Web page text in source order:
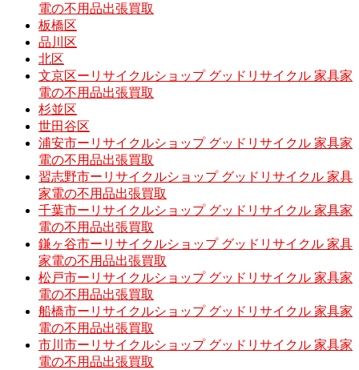
電の不用品出張買取
板橋区
品川区
北区
文京区ーリサイクルショップ グッドリサイクル 家具家
電の不用品出張買取
杉並区
世田谷区
浦安市ーリサイクルショップ グッドリサイクル 家具家
電の不用品出張買取
習志野市ーリサイクルショップ グッドリサイクル 家具
家電の不用品出張買取
千葉市ーリサイクルショップ グッドリサイクル 家具家
電の不用品出張買取
鎌ヶ谷市ーリサイクルショップ グッドリサイクル 家具
家電の不用品出張買取
松戸市ーリサイクルショップ グッドリサイクル 家具家
電の不用品出張買取
船橋市ーリサイクルショップ グッドリサイクル 家具家
電の不用品出張買取
市川市ーリサイクルショップ グッドリサイクル 家具家
電の不用品出張買取